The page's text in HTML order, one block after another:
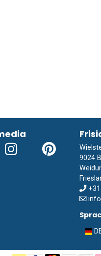
9024